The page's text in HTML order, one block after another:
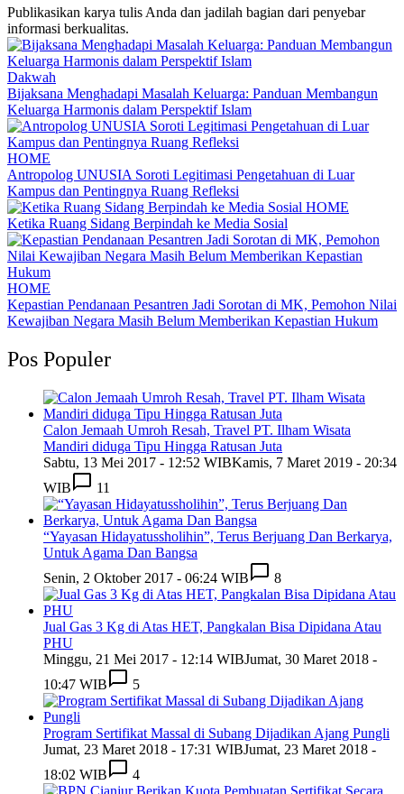
Publikasikan karya tulis Anda dan jadilah bagian dari penyebar
informasi berkualitas.
Dakwah
Bijaksana Menghadapi Masalah Keluarga: Panduan Membangun
Keluarga Harmonis dalam Perspektif Islam
HOME
Antropolog UNUSIA Soroti Legitimasi Pengetahuan di Luar
Kampus dan Pentingnya Ruang Refleksi
HOME
Ketika Ruang Sidang Berpindah ke Media Sosial
HOME
Kepastian Pendanaan Pesantren Jadi Sorotan di MK, Pemohon Nilai
Kewajiban Negara Masih Belum Memberikan Kepastian Hukum
Pos Populer
Calon Jemaah Umroh Resah, Travel PT. Ilham Wisata
Mandiri diduga Tipu Hingga Ratusan Juta
Sabtu, 13 Mei 2017 - 12:52 WIBKamis, 7 Maret 2019 - 20:34
WIB
11
“Yayasan Hidayatussholihin”, Terus Berjuang Dan Berkarya,
Untuk Agama Dan Bangsa
Senin, 2 Oktober 2017 - 06:24 WIB
8
Jual Gas 3 Kg di Atas HET, Pangkalan Bisa Dipidana Atau
PHU
Minggu, 21 Mei 2017 - 12:14 WIBJumat, 30 Maret 2018 -
10:47 WIB
5
Program Sertifikat Massal di Subang Dijadikan Ajang Pungli
Jumat, 23 Maret 2018 - 17:31 WIBJumat, 23 Maret 2018 -
18:02 WIB
4